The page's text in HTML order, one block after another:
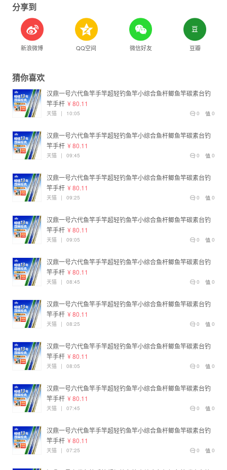
分享到
新浪微博 QQ空间 微信好友 豆瓣
猜你喜欢
汉鼎一号六代鱼竿手竿超轻钓鱼竿小综合鱼杆鲫鱼竿碳素台钓
竿手杆 ¥ 80.11
0
0
天猫 | 10:05
汉鼎一号六代鱼竿手竿超轻钓鱼竿小综合鱼杆鲫鱼竿碳素台钓
竿手杆 ¥ 80.11
0
0
天猫 | 09:45
汉鼎一号六代鱼竿手竿超轻钓鱼竿小综合鱼杆鲫鱼竿碳素台钓
竿手杆 ¥ 80.11
0
0
天猫 | 09:25
汉鼎一号六代鱼竿手竿超轻钓鱼竿小综合鱼杆鲫鱼竿碳素台钓
竿手杆 ¥ 80.11
0
0
天猫 | 09:05
汉鼎一号六代鱼竿手竿超轻钓鱼竿小综合鱼杆鲫鱼竿碳素台钓
竿手杆 ¥ 80.11
0
0
天猫 | 08:45
汉鼎一号六代鱼竿手竿超轻钓鱼竿小综合鱼杆鲫鱼竿碳素台钓
竿手杆 ¥ 80.11
0
0
天猫 | 08:25
汉鼎一号六代鱼竿手竿超轻钓鱼竿小综合鱼杆鲫鱼竿碳素台钓
竿手杆 ¥ 80.11
0
0
天猫 | 08:05
汉鼎一号六代鱼竿手竿超轻钓鱼竿小综合鱼杆鲫鱼竿碳素台钓
竿手杆 ¥ 80.11
0
0
天猫 | 07:45
汉鼎一号六代鱼竿手竿超轻钓鱼竿小综合鱼杆鲫鱼竿碳素台钓
竿手杆 ¥ 80.11
0
0
天猫 | 07:25